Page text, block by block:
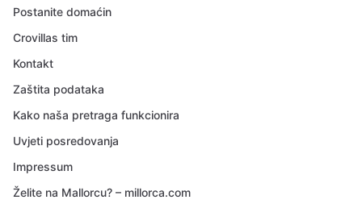
Postanite domaćin
Crovillas tim
Kontakt
Zaštita podataka
Kako naša pretraga funkcionira
Uvjeti posredovanja
Impressum
Želite na Mallorcu? – millorca.com